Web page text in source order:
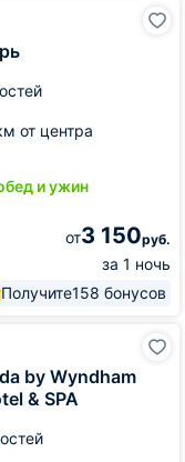
от центра
и ужин
от3 150руб.
за 1 ночь
Получите158 бонусов
by Wyndham
& SPA